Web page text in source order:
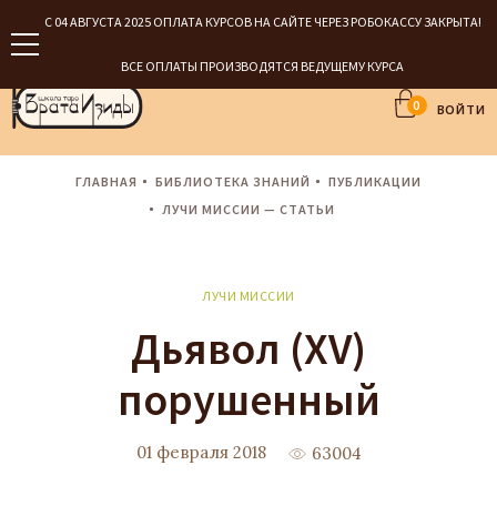
С 04 АВГУСТА 2025 ОПЛАТА КУРСОВ НА САЙТЕ ЧЕРЕЗ РОБОКАССУ ЗАКРЫТА!
ВСЕ ОПЛАТЫ ПРОИЗВОДЯТСЯ ВЕДУЩЕМУ КУРСА
0 ВОЙТИ
ГЛАВНАЯ БИБЛИОТЕКА ЗНАНИЙ
ПУБЛИКАЦИИ
ЛУЧИ МИССИИ — СТАТЬИ
ЛУЧИ МИССИИ
Дьявол (XV)
порушенный
01 февраля 2018 63004